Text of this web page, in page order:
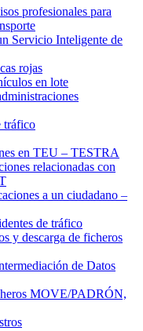
profesionales para
Servicio Inteligente de
rojas
en lote
tráfico
en TEU – TESTRA
relacionadas con
a un ciudadano –
de tráfico
y descarga de ficheros
de Datos
MOVE/PADRÓN,